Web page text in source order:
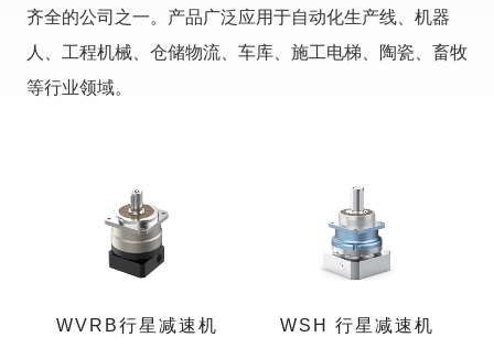
齐全的公司之一。产品广泛应用于自动化生产线、机器
人、工程机械、仓储物流、车库、施工电梯、陶瓷、畜牧
等行业领域。
WVRB行星减速机 WSH 行星减速机